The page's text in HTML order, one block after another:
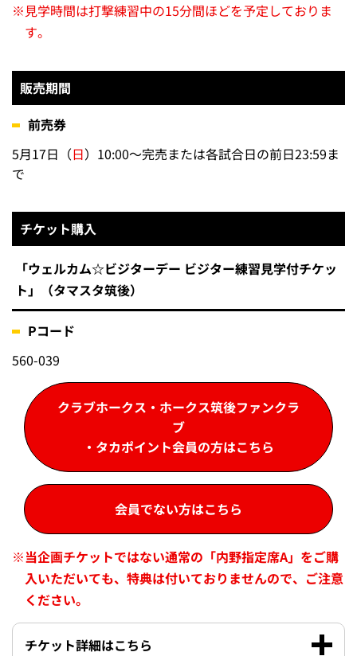
※ 見学時間は打撃練習中の15分間ほどを予定しておりま
す。
販売期間
前売券
5月17日（日）10:00～完売または各試合日の前日23:59ま
で
チケット購入
「ウェルカム☆ビジターデー ビジター練習見学付チケッ
ト」（タマスタ筑後）
Pコード
560-039
クラブホークス・ホークス筑後ファンクラ
ブ
・タカポイント会員の方はこちら
会員でない方はこちら
※当企画チケットではない通常の「内野指定席A」をご購
入いただいても、特典は付いておりませんので、ご注意
ください。
チケット詳細はこちら